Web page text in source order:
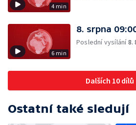
4 min
6 min
8. srpna
Poslední vysílání8.
Dalších 10 dílů
Ostatní také sledují